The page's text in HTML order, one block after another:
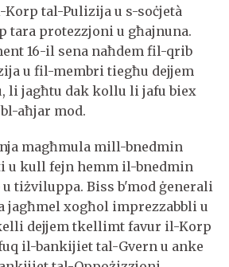
tal-Pulizija u s-soċjetà
protezzjoni u għajnuna.
16-il sena naħdem fil-qrib
u fil-membri tiegħu dejjem
li jagħtu dak kollu li jafu biex
aħjar mod.
magħmula mill-bnedmin
u kull fejn hemm il-bnedmin
tiżviluppa. Biss b'mod ġenerali
xogħol imprezzabbli u
dejjem tkellimt favur il-Korp
il-bankijiet tal-Gvern u anke